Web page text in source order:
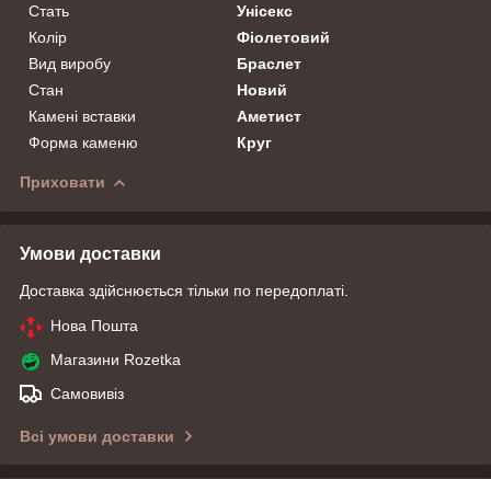
Стать
Унісекс
Колір
Фіолетовий
Вид виробу
Браслет
Стан
Новий
Камені вставки
Аметист
Форма каменю
Круг
Приховати
Умови доставки
Доставка здійснюється тільки по передоплаті.
Нова Пошта
Магазини Rozetka
Самовивіз
Всі умови доставки